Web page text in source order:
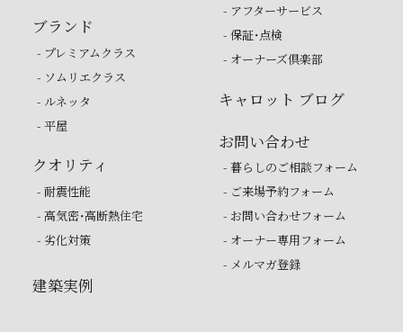
ブランド
- プレミアムクラス
- ソムリエクラス
- ルネッタ
- 平屋
クオリティ
- 耐震性能
- 高気密・高断熱住宅
- 劣化対策
建築実例
- アフターサービス
- 保証・点検
- オーナーズ倶楽部
キャロット ブログ
お問い合わせ
- 暮らしのご相談フォーム
- ご来場予約フォーム
- お問い合わせフォーム
- オーナー専用フォーム
- メルマガ登録